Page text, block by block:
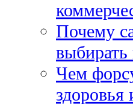
Почему
выбирать
Чем
здоровья